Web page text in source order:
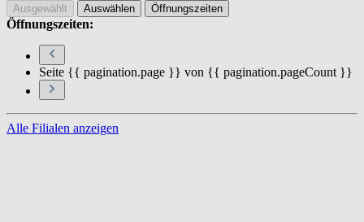
Ausgewählt Auswählen Öffnungszeiten
Öffnungszeiten:
Seite {{ pagination.page }} von {{ pagination.pageCount }}
Alle Filialen anzeigen